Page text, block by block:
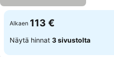
Alkaen 113 €
Näytä hinnat 3 sivustolta